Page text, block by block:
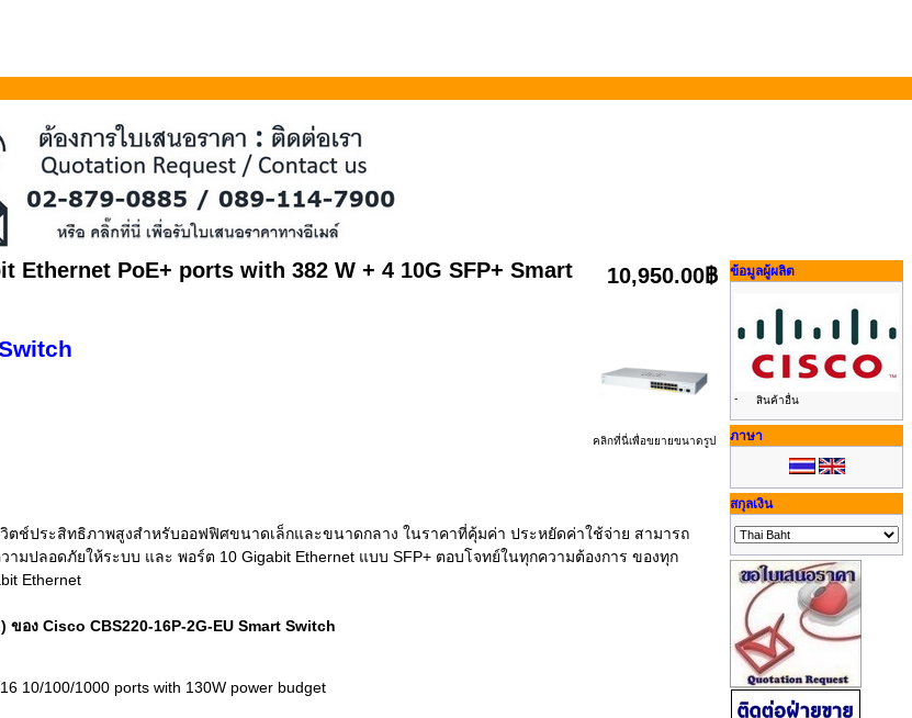
Ethernet PoE+ ports with 382 W + 4 10G SFP+ Smart
10,950.00฿
คลิกที่นี่เพื่อขยายขนาดรูป
วิตช์ประสิทธิภาพสูงสำหรับออฟฟิศขนาดเล็กและขนาดกลาง ในราคาที่คุ้มค่า ประหยัดค่าใช้จ่าย สามารถ
มปลอดภัยให้ระบบ และ พอร์ต 10 Gigabit Ethernet แบบ SFP+ ตอบโจทย์ในทุกความต้องการ ของทุก
Ethernet
ง Cisco CBS220-16P-2G-EU Smart Switch
10/100/1000 ports with 130W power budget
ข้อมูลผู้ผลิต
- สินค้าอื่น
ภาษา
สกุลเงิน